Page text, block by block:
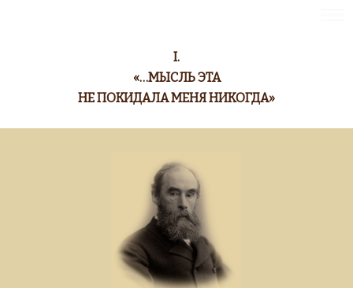
ГОСУДАРСТВЕННАЯ ТРЕТЬЯКОВСКАЯ ГАЛЕРЕЯ
I.
«…МЫСЛЬ ЭТА
НЕ ПОКИДАЛА МЕНЯ НИКОГДА»